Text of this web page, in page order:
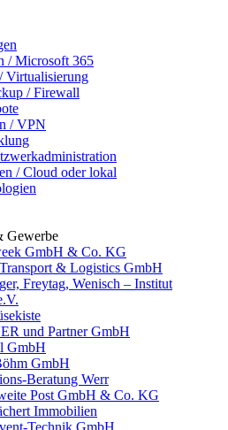
/ Microsoft 365
Virtualisierung
/ Firewall
/ VPN
/ Cloud oder lokal
Gewerbe
GmbH & Co. KG
& Logistics GmbH
Freytag, Wenisch – Institut
und Partner GmbH
GmbH
GmbH
Beratung Werr
Post GmbH & Co. KG
Immobilien
Technik GmbH